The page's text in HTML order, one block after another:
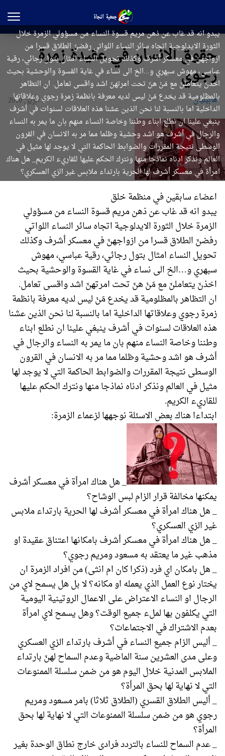
حقوق الانسان في عقيدة زمرة
رجوي
هابیلیان 3 أبريل 2010
يبدو انه قد غاب عن ذهن مريم قسوة النساء من مسؤولي الزمرة خلال
الثورة الايدلوجية اتجاه سائر النساء اللواتي رفضنّ الطلاق قسرا من
ازواجهنّ في معسكر أشرف وكذلك تحويل النساء امثال بتول رجائي، رقية
عباسي، مهوش سبهري و...الخ الى نساء في غاية القسوة والوحشية بحيث
اخذنّ يتعاملنّ مع مَنْ هنّ تحت امرتهنّ اشد واقسى تعامل. ان التظاهر
بالمظلومية قد يخدع مَنْ ليس لديه معرفة بانظمة زمرة رجوي وعلاقاتها
الداخلية اما بالنسبة لنا نحن الذين عشنا هذه العلاقات لسنوات في أشرف
ينبغي علينا ان نطلع ابناء وطننا وخاصة النساء منهم بان ما يمر به النساء
والرجال في أشرف هو اشد وحشية وظلما مما مر به الانسان في القرون
الوسطى نتيجة المقررات والضوابط الحاكمة التي لا يوجد لها مثيل في
العالم ونذكر ادناه نماذجا منها ونترك الحكم عليها للقاريء الكريم_ هل هناك
امرأة في معسكر أشرف لها الحرية بارتداء ملابس غير الزي العسكري؟
اعضاء سابقين في منظمة خلق
يبدو انه قد غاب عن ذهن مريم قسوة النساء من مسؤولي
الزمرة خلال الثورة الايدلوجية اتجاه سائر النساء اللواتي
رفضنّ الطلاق قسرا من ازواجهنّ في معسكر أشرف وكذلك
تحويل النساء امثال بتول رجائي، رقية عباسي، مهوش
سبهري و…الخ الى نساء في غاية القسوة والوحشية بحيث
اخذنّ يتعاملنّ مع مَنْ هنّ تحت امرتهنّ اشد واقسى تعامل.
ان التظاهر بالمظلومية قد يخدع مَنْ ليس لديه معرفة بانظمة
زمرة رجوي وعلاقاتها الداخلية اما بالنسبة لنا نحن الذين عشنا
هذه العلاقات لسنوات في أشرف ينبغي علينا ان نطلع ابناء
وطننا وخاصة النساء منهم بان ما يمر به النساء والرجال في
أشرف هو اشد وحشية وظلما مما مر به الانسان في القرون
الوسطى نتيجة المقررات والضوابط الحاكمة التي لا يوجد لها
مثيل في العالم ونذكر ادناه نماذجا منها ونترك الحكم عليها
للقاريء الكريم.
ابتداءا هناك بعض الاسئلة نوجهها لزعماء الزمرة:
_ هل هناك امرأة في معسكر أشرف
يمكنها مخالفة قرار الزام لبس الوشاح؟
_ هل هناك امرأة في معسكر أشرف لها الحرية بارتداء ملابس
غير الزي العسكري؟
_ هل هناك امرأة في معسكر أشرف بامكانها اعتناق عقيدة او
مذهب غير ما يعتقد به مسعود ومريم رجوي؟
_ هل بامكان اي فرد (ذكرا كان ام انثى) من افراد الزمرة ان
يختار نوع العمل الذي يعمله او مكانه؟ لا بل هل يسمح لاي من
الرجال او النساء الاعتراض على الاعمال الروتينية اليومية
التي يكلفون بها لملء جميع الوقت؟ وهل يسمح لاي امرأة
بعدم الاشتراك في الاجتماعات؟
_ أليس الزام جميع النساء في أشرف بارتداء الزي العسكري
وعلى مدى العشرين سنة الماضية وعدم السماح لهنّ بارتداء
الملابس المدنية خلال اليوم هو من ضمن سلسلة الممنوعات
التي لا نهاية لها بحق المرأة؟
_ أليس الطلاق القسري (الطلاق ثلاثا) بامر مسعود ومريم
رجوي هو من ضمن سلسلة الممنوعات التي لا نهاية لها بحق
المرأة؟
_ عدم السماح للنساء بالتردد فرادى خارج نطاق الوحدة بغير